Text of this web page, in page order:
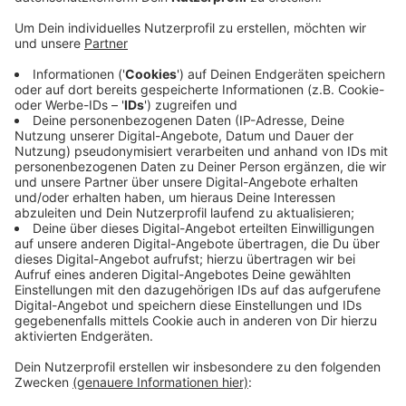
sind derzeit aber nicht vorgesehen, sagte ein
Sprecher der Stadt Euskirchen. Platzverweise bis
hin zu Geschäftsschließungen seien aber möglich.
Auch Mechernich gewährt eine
Eingewöhnungsphase.
In Schleiden ist ab sofort der Mund-Nasen-Schutz
auch in den städtischen Schulen Pflicht, sagte uns
der Bürgermeister auf Nachfrage. Und zwar auf
dem Schulhof und auch auf den Fluren. In den
Klassenräumen nicht, hier stehen die Tische mit
zwei Meter Abstand voneinander entfernt.
Veröffentlicht:Dienstag, 28.04.2020 08:16
Anzeige